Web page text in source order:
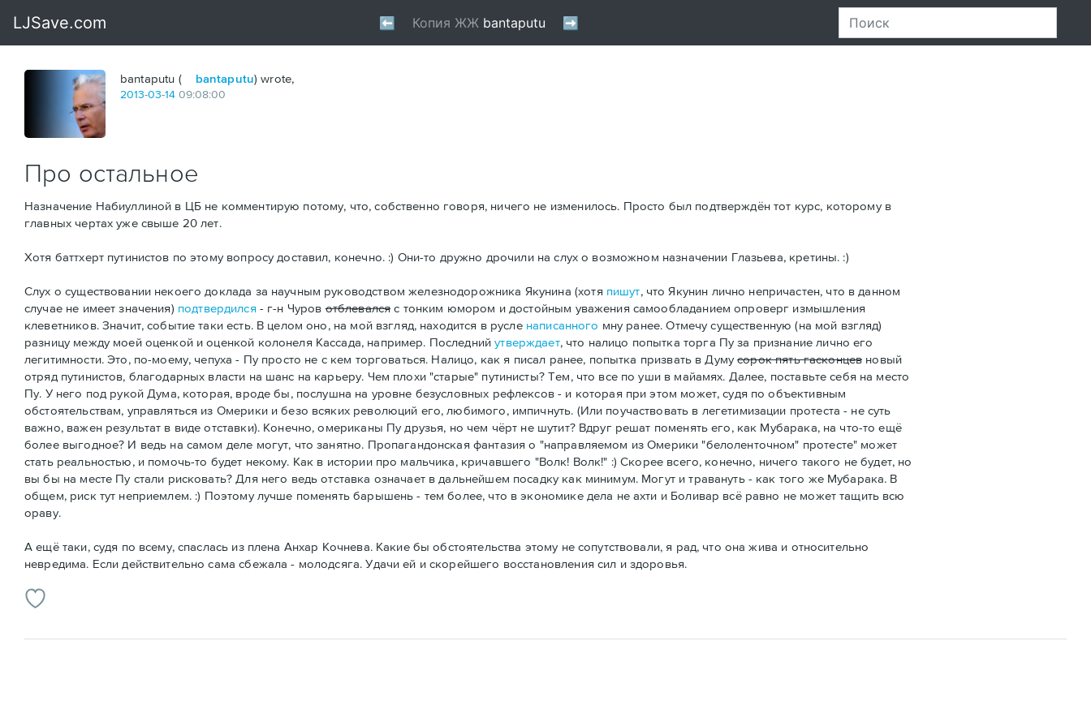
bantaputu ( bantaputu) wrote,
2013-03-14 09:08:00
Про остальное
Назначение Набиуллиной в ЦБ не комментирую потому, что, собственно говоря, ничего не изменилось. Просто был подтверждён тот курс, которому в
главных чертах уже свыше 20 лет.
Хотя баттхерт путинистов по этому вопросу доставил, конечно. :) Они-то дружно дрочили на слух о возможном назначении Глазьева, кретины. :)
Слух о существовании некоего доклада за научным руководством железнодорожника Якунина (хотя пишут, что Якунин лично непричастен, что в данном
случае не имеет значения) подтвердился - г-н Чуровотблевалсяс тонким юмором и достойным уважения самообладанием опроверг измышления
клеветников. Значит, событие таки есть. В целом оно, на мой взгляд, находится в русле написанного мну ранее. Отмечу существенную (на мой взгляд)
разницу между моей оценкой и оценкой колонеля Кассада, например. Последнийутверждает, что налицо попытка торга Пу за признание лично его
легитимности. Это, по-моему, чепуха - Пу просто не с кем торговаться. Налицо, как я писал ранее, попытка призвать в Думусорок пять гасконцевновый
отряд путинистов, благодарных власти на шанс на карьеру. Чем плохи "старые" путинисты? Тем, что все по уши в майамях. Далее, поставьте себя на место
Пу. У него под рукой Дума, которая, вроде бы, послушна на уровне безусловных рефлексов - и которая при этом может, судя по объективным
обстоятельствам, управляться из Омерики и безо всяких революций его, любимого, импичнуть. (Или поучаствовать в легетимизации протеста - не суть
важно, важен результат в виде отставки). Конечно, омериканы Пу друзья, но чем чёрт не шутит? Вдруг решат поменять его, как Мубарака, на что-то ещё
более выгодное? И ведь на самом деле могут, что занятно. Пропагандонская фантазия о "направляемом из Омерики "белоленточном" протесте" может
стать реальностью, и помочь-то будет некому. Как в истории про мальчика, кричавшего "Волк! Волк!" :) Скорее всего, конечно, ничего такого не будет, но
вы бы на месте Пу стали рисковать? Для него ведь отставка означает в дальнейшем посадку как минимум. Могут и травануть - как того же Мубарака. В
общем, риск тут неприемлем. :) Поэтому лучше поменять барышень - тем более, что в экономике дела не ахти и Боливар всё равно не может тащить всю
ораву.
А ещё таки, судя по всему, спаслась из плена Анхар Кочнева. Какие бы обстоятельства этому не сопутствовали, я рад, что она жива и относительно
невредима. Если действительно сама сбежала - молодсяга. Удачи ей и скорейшего восстановления сил и здоровья.